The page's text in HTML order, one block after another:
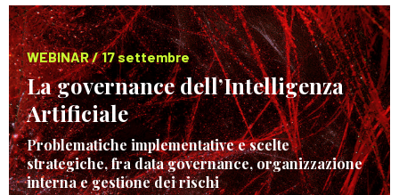
WEBINAR / 17 settembre
La governance dell’Intelligenza
Artificiale
Problematiche implementative e scelte
strategiche, fra data governance, organizzazione
interna e gestione dei rischi